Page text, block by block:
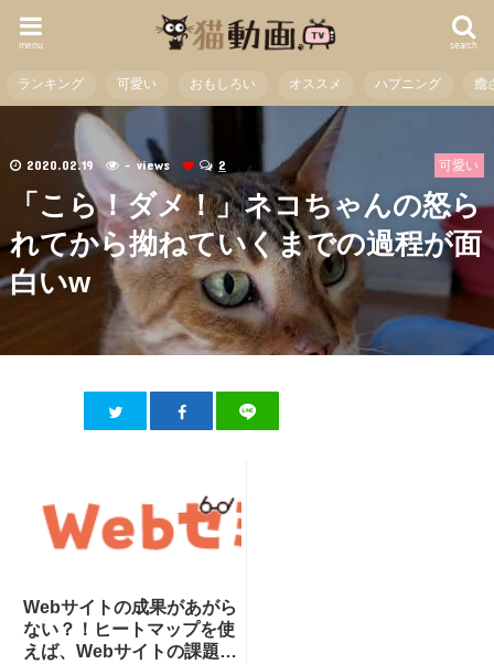
search
menu
ランキング 可愛い おもしろい オススメ ハプニング 癒
可愛い
2020.02.19 - views 2
「こら！ダメ！」ネコちゃんの怒ら
れてから拗ねていくまでの過程が面
白いw
Webサイトの成果があがら
ない？！ヒートマップを使
えば、Webサイトの課題が